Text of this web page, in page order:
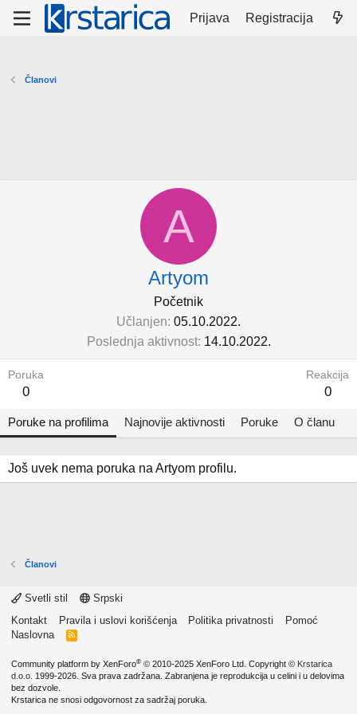
Prijava Registracija
Članovi
A
Artyom
Početnik
Učlanjen 05.10.2022.
Poslednja aktivnost 14.10.2022.
Poruka
0
Reakcija
0
Poruke na profilima Najnovije aktivnosti Poruke O članu
Još uvek nema poruka na Artyom profilu.
Članovi
Svetli stil
Srpski
Kontakt
Pravila i uslovi korišćenja Politika privatnosti
Pomoć
Naslovna
R
Community platform by XenForo® © 2010-2025 XenForo Ltd. Copyright © Krstarica
d.o.o. 1999-2026. Sva prava zadržana. Zabranjena je reprodukcija u celini i u delovima
bez dozvole.
Krstarica ne snosi odgovornost za sadržaj poruka.